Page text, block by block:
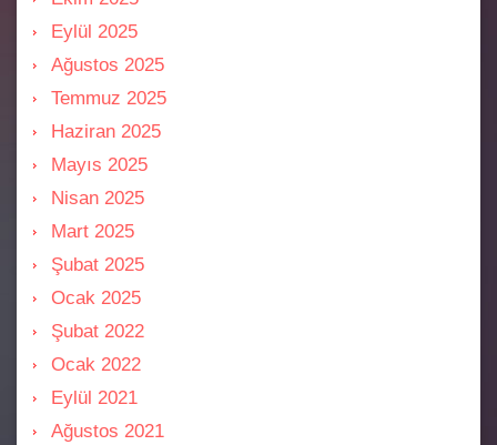
Eylül 2025
Ağustos 2025
Temmuz 2025
Haziran 2025
Mayıs 2025
Nisan 2025
Mart 2025
Şubat 2025
Ocak 2025
Şubat 2022
Ocak 2022
Eylül 2021
Ağustos 2021